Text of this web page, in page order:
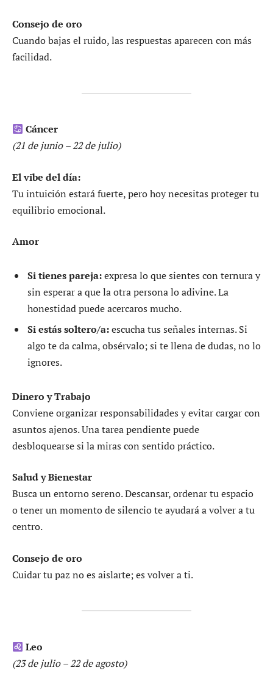
Consejo de oro
Cuando bajas el ruido, las respuestas aparecen con más
facilidad.
Cáncer
(21 de junio – 22 de julio)
El vibe del día:
Tu intuición estará fuerte, pero hoy necesitas proteger tu
equilibrio emocional.
Amor
Si tienes pareja:expresa lo que sientes con ternura y
sin esperar a que la otra persona lo adivine. La
honestidad puede acercaros mucho.
Si estás soltero/a:escucha tus señales internas. Si
algo te da calma, obsérvalo; si te llena de dudas, no lo
ignores.
Dinero y Trabajo
Conviene organizar responsabilidades y evitar cargar con
asuntos ajenos. Una tarea pendiente puede
desbloquearse si la miras con sentido práctico.
Salud y Bienestar
Busca un entorno sereno. Descansar, ordenar tu espacio
o tener un momento de silencio te ayudará a volver a tu
centro.
Consejo de oro
Cuidar tu paz no es aislarte; es volver a ti.
Leo
(23 de julio – 22 de agosto)